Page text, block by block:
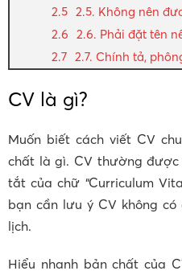
2.5. Không nên
2.6. Phải đặt tên
2.7. Chính tả,
CV là gì?
Muốn biết cách viết CV
chất là gì. CV thường
tắt của chữ “Curriculum
bạn cần lưu ý CV không
lịch.
Hiểu nhanh bản chất của